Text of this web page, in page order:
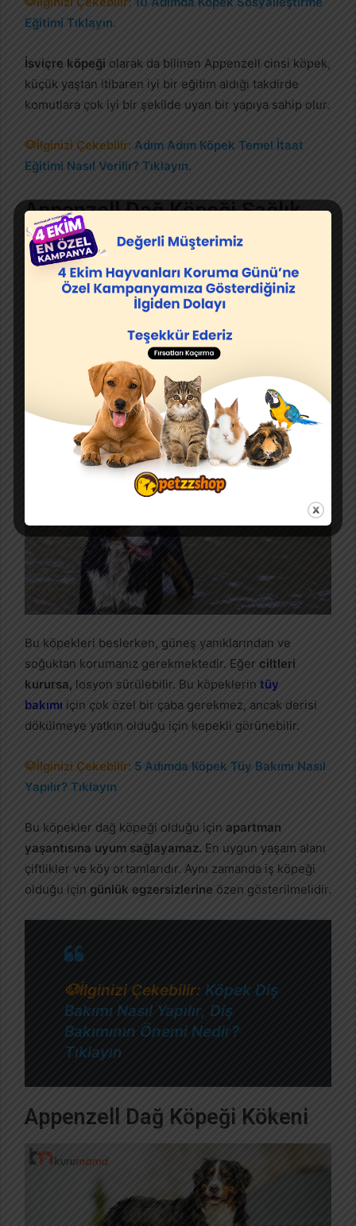
Eğitimi Tıklayın.
İsviçre köpeği olarak da bilinen Appenzell cinsi köpek,
küçük yaştan itibaren iyi bir eğitim aldığı takdirde
komutlara çok iyi bir şekilde uyan bir yapıya sahip olur.
🐶İlginizi Çekebilir: Adım Adım Köpek Temel İtaat
Eğitimi Nasıl Verilir? Tıklayın.
Appenzell Dağ Köpeği Sağlık
Bu köpeklerde genel olarak bazı sağlık problemleri
kalıtsal olarak kendini gösterir. Ancak Appenzell dağ
köpeğinde kalıtsal bir hastalığa rastlanmamıştır. Bu
yapısından dolayı da arazi şartlarına oldukça uyum
gösteren köpekler arasında yer almaktadır.
İlginizi Çekebilir: Köpekler Neden Kusar, Kusmaya Ne
İyi Gelir, Nasıl Önlenir?
Appenzell Dağ Köpeği Bakımı
Bu köpekleri beslerken, güneş yanıklarından ve
soğuktan korumanız gerekmektedir. Eğer ciltleri
kurursa, losyon sürülebilir. Bu köpeklerin tüy
bakımı için çok özel bir çaba gerekmez, ancak derisi
dökülmeye yatkın olduğu için kepekli görünebilir.
🐶İlginizi Çekebilir: 5 Adımda Köpek Tüy Bakımı Nasıl
Yapılır? Tıklayın
Bu köpekler dağ köpeği olduğu için apartman
yaşantısına uyum sağlayamaz. En uygun yaşam alanı
çiftlikler ve köy ortamlarıdır. Aynı zamanda iş köpeği
olduğu için günlük egzersizlerine özen gösterilmelidir.
🐶İlginizi Çekebilir: Köpek Diş
Bakımı Nasıl Yapılır, Diş
Bakımının Önemi Nedir?
Tıklayın
Appenzell Dağ Köpeği Kökeni